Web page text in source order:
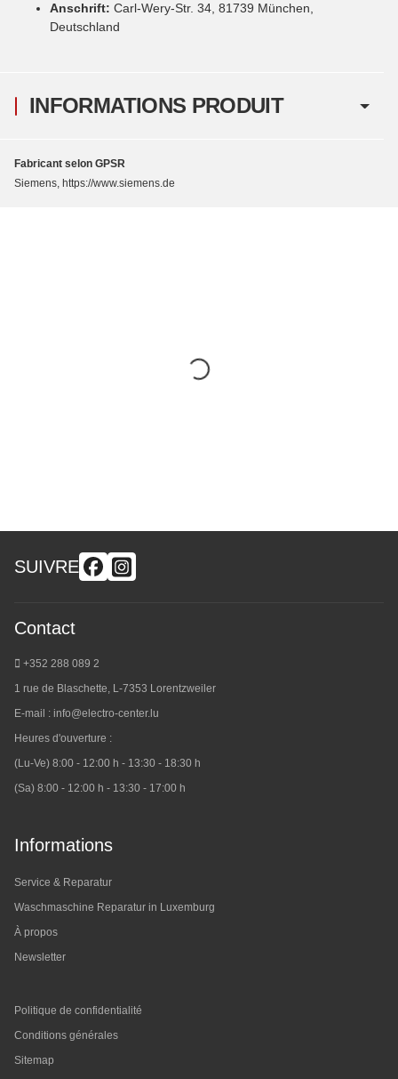
INFORMATIONS PRODUIT
Anschrift: Carl-Wery-Str. 34, 81739 München,
Deutschland
Fabricant selon GPSR
Siemens, https://www.siemens.de
SUIVRE
Contact
+352 288 089 2
1 rue de Blaschette, L-7353 Lorentzweiler
E-mail : info@electro-center.lu
Heures d'ouverture :
(Lu-Ve) 8:00 - 12:00 h - 13:30 - 18:30 h
(Sa) 8:00 - 12:00 h - 13:30 - 17:00 h
Informations
Service & Reparatur
Waschmaschine Reparatur in Luxemburg
À propos
Newsletter
Politique de confidentialité
Conditions générales
Sitemap